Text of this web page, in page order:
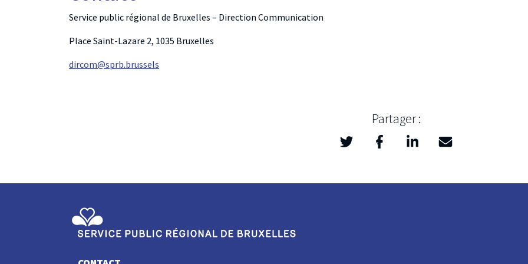
Service public régional de Bruxelles – Direction Communication
Place Saint-Lazare 2, 1035 Bruxelles
dircom@sprb.brussels
Partager :
Twitter
>FacebookLinkedInMail